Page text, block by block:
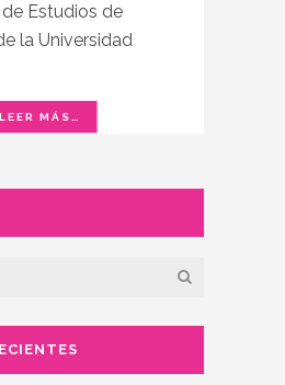
Estudios de
la Universidad